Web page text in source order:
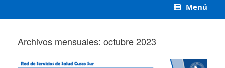
Menú
Archivos mensuales: octubre 2023